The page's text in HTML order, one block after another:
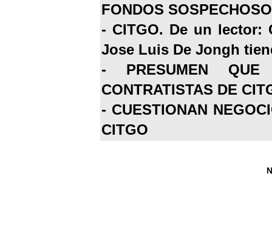
FONDOS
- CITGO. De un lector:
Jose Luis De Jongh
- PRESUMEN
CONTRATISTAS DE
- CUESTIONAN
CITGO